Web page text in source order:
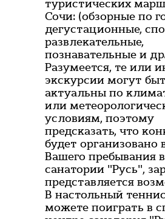
туристических
Сочи: (обзорные по
дегустационные,
развлекательные,
познавательные и
Разумеется, те или
экскурсии могут
актуальны по
или
условиям, поэтому
предсказать, что
будет организовано
Вашего пребывания в
санатории "Русь",
представляется
В настольный
можете поиграть в